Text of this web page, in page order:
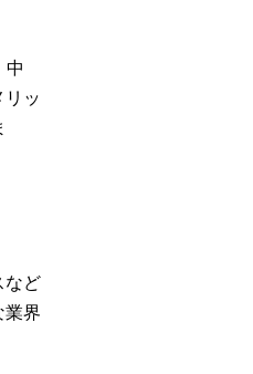
中
ッ
など
業界